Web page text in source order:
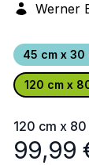
Werner
45 cm x 30
120 cm x
120 cm x 80
99,99